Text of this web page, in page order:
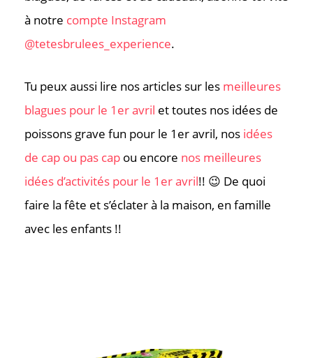
à notre compte Instagram
@tetesbrulees_experience.
Tu peux aussi lire nos articles sur les meilleures
blagues pour le 1er avril et toutes nos idées de
poissons grave fun pour le 1er avril, nos idées
de cap ou pas cap ou encore nos meilleures
idées d’activités pour le 1er avril!! 😉 De quoi
faire la fête et s’éclater à la maison, en famille
avec les enfants !!